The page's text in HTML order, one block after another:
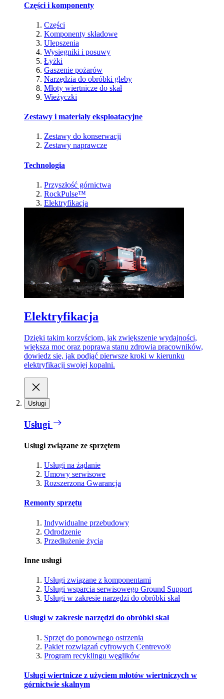
Części i komponenty
Części
Komponenty składowe
Ulepszenia
Wysięgniki i posuwy
Łyżki
Gaszenie pożarów
Narzędzia do obróbki gleby
Młoty wiertnicze do skał
Wieżyczki
Zestawy i materiały eksploatacyjne
Zestawy do konserwacji
Zestawy naprawcze
Technologia
Przyszłość górnictwa
RockPulse™
Elektryfikacja
Elektryfikacja
Dzięki takim korzyściom, jak zwiększenie wydajności,
większa moc oraz poprawa stanu zdrowia pracowników,
dowiedz się, jak podjąć pierwsze kroki w kierunku
elektryfikacji swojej kopalni.
Usługi
Usługi
Usługi związane ze sprzętem
Usługi na żądanie
Umowy serwisowe
Rozszerzona Gwarancja
Remonty sprzętu
Indywidualne przebudowy
Odrodzenie
Przedłużenie życia
Inne usługi
Usługi związane z komponentami
Usługi wsparcia serwisowego Ground Support
Usługi w zakresie narzędzi do obróbki skał
Usługi w zakresie narzędzi do obróbki skał
Sprzęt do ponownego ostrzenia
Pakiet rozwiązań cyfrowych Centrevo®
Program recyklingu węglików
Usługi wiertnicze z użyciem młotów wiertniczych w
górnictwie skalnym